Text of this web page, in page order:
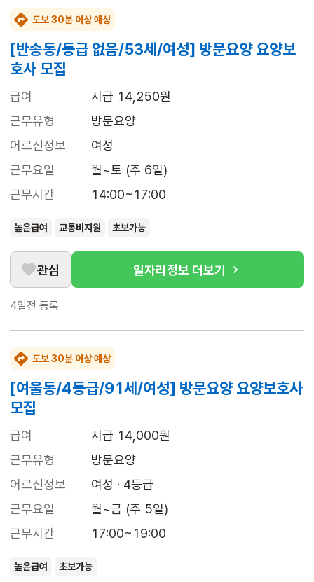
도보 30분 이상 예상
[반송동/등급 없음/53세/여성] 방문요양 요양보
호사 모집
급여
시급 14,250원
근무유형
방문요양
어르신정보
여성
근무요일
월~토 (주 6일)
근무시간
14:00~17:00
높은급여 교통비지원 초보가능
관심 일자리정보 더보기
4일전 등록
도보 30분 이상 예상
[여울동/4등급/91세/여성] 방문요양 요양보호사
모집
급여
시급 14,000원
근무유형
방문요양
어르신정보
여성 · 4등급
근무요일
월~금 (주 5일)
근무시간
17:00~19:00
높은급여 초보가능